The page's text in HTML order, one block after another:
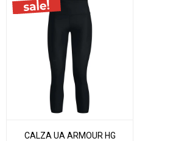
CALZA UA ARMOUR HG